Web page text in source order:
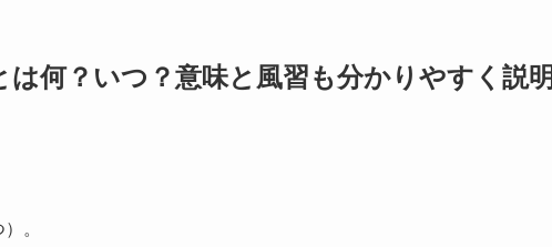
は何？いつ？意味と風習も分かりやすく説明
。